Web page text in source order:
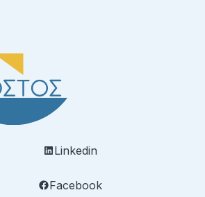
Linkedin
Facebook